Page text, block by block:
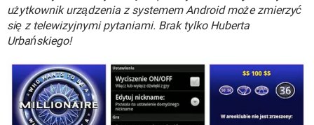
WINDOWS 10
użytkownik urządzenia z systemem Android może zmierzyć
się z telewizyjnymi pytaniami. Brak tylko Huberta
Urbańskiego!